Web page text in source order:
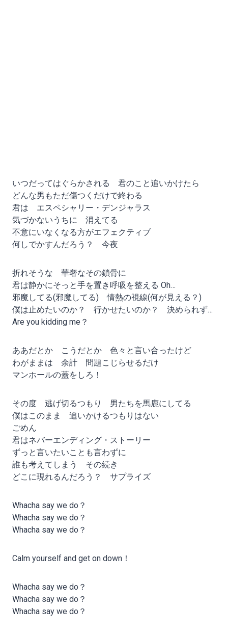
いつだってはぐらかされる 君のこと追いかけたら
どんな男もただ傷つくだけで終わる
君は エスペシャリー・デンジャラス
気づかないうちに 消えてる
不意にいなくなる方がエフェクティブ
何しでかすんだろう？ 今夜
折れそうな 華奢なその鎖骨に
君は静かにそっと手を置き呼吸を整える Oh…
邪魔してる(邪魔してる) 情熱の視線(何が見える？)
僕は止めたいのか？ 行かせたいのか？ 決められず…
Are you kidding me？
ああだとか こうだとか 色々と言い合ったけど
わがままは 余計 問題こじらせるだけ
マンホールの蓋をしろ！
その度 逃げ切るつもり 男たちを馬鹿にしてる
僕はこのまま 追いかけるつもりはない
ごめん
君はネバーエンディング・ストーリー
ずっと言いたいことも言わずに
誰も考えてしまう その続き
どこに現れるんだろう？ サプライズ
Whacha say we do？
Whacha say we do？
Whacha say we do？
Calm yourself and get on down！
Whacha say we do？
Whacha say we do？
Whacha say we do？